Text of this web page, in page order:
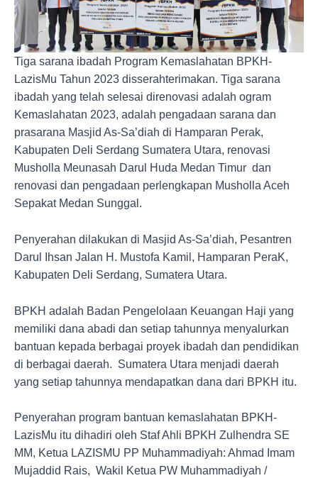
Tiga sarana ibadah Program Kemaslahatan BPKH-
LazisMu Tahun 2023 disserahterimakan. Tiga sarana
ibadah yang telah selesai direnovasi adalah ogram
Kemaslahatan 2023, adalah pengadaan sarana dan
prasarana Masjid As-Sa’diah di Hamparan Perak,
Kabupaten Deli Serdang Sumatera Utara, renovasi
Musholla Meunasah Darul Huda Medan Timur dan
renovasi dan pengadaan perlengkapan Musholla Aceh
Sepakat Medan Sunggal.
Penyerahan dilakukan di Masjid As-Sa’diah, Pesantren
Darul Ihsan Jalan H. Mustofa Kamil, Hamparan PeraK,
Kabupaten Deli Serdang, Sumatera Utara.
BPKH adalah Badan Pengelolaan Keuangan Haji yang
memiliki dana abadi dan setiap tahunnya menyalurkan
bantuan kepada berbagai proyek ibadah dan pendidikan
di berbagai daerah. Sumatera Utara menjadi daerah
yang setiap tahunnya mendapatkan dana dari BPKH itu.
Penyerahan program bantuan kemaslahatan BPKH-
LazisMu itu dihadiri oleh Staf Ahli BPKH Zulhendra SE
MM, Ketua LAZISMU PP Muhammadiyah: Ahmad Imam
Mujaddid Rais, Wakil Ketua PW Muhammadiyah /